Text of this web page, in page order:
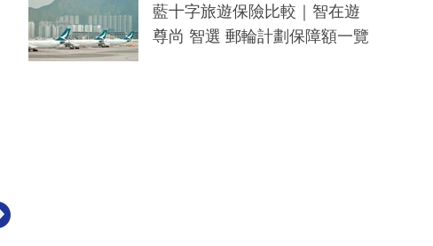
藍十字旅遊保險比較｜智在遊
尊尚 智選 郵輪計劃保障額一覽